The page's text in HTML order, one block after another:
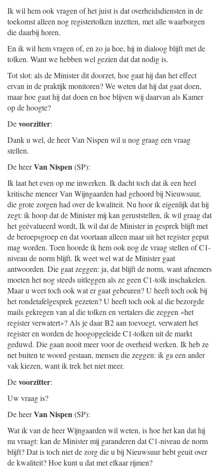
Ik wil hem ook vragen of het juist is dat overheidsdiensten in de
toekomst alleen nog registertolken inzetten, met alle waarborgen
die daarbij horen.
En ik wil hem vragen of, en zo ja hoe, hij in dialoog blijft met de
tolken. Want we hebben wel gezien dat dat nodig is.
Tot slot: als de Minister dit doorzet, hoe gaat hij dan het effect
ervan in de praktijk monitoren? We weten dat hij dat gaat doen,
maar hoe gaat hij dat doen en hoe blijven wij daarvan als Kamer
op de hoogte?
Devoorzitter:
Dank u wel, de heer Van Nispen wil u nog graag een vraag
stellen.
De heerVan Nispen(SP):
Ik laat het even op me inwerken. Ik dacht toch dat ik een heel
kritische meneer Van Wijngaarden had gehoord bij Nieuwsuur,
die grote zorgen had over de kwaliteit. Nu hoor ik eigenlijk dat hij
zegt: ik hoop dat de Minister mij kan geruststellen, ik wil graag dat
het geëvalueerd wordt, Ik wil dat de Minister in gesprek blijft met
de beroepsgroep en dat voortaan alleen maar uit het register geput
mag worden. Toen hoorde ik hem ook nog de vraag stellen of C1-
niveau de norm blijft. Ik weet wel wat de Minister gaat
antwoorden. Die gaat zeggen: ja, dat blijft de norm, want afnemers
moeten het nog steeds uitleggen als ze geen C1-tolk inschakelen.
Maar u weet toch ook wat er gaat gebeuren? U heeft toch ook bij
het rondetafelgesprek gezeten? U heeft toch ook al die bezorgde
mails gekregen van al die tolken en vertalers die zeggen «het
register verwatert»? Als je daar B2 aan toevoegt, verwatert het
register en worden de hoogopgeleide C1-tolken uit de markt
geduwd. Die gaan nooit meer voor de overheid werken. Ik heb ze
net buiten te woord gestaan, mensen die zeggen: ik ga een ander
vak kiezen, want ik trek het niet meer.
Devoorzitter:
Uw vraag is?
De heerVan Nispen(SP):
Wat ik van de heer Wijngaarden wil weten, is hoe het kan dat hij
nu vraagt: kan de Minister mij garanderen dat C1-niveau de norm
blijft? Dat is toch niet de zorg die u bij Nieuwsuur hebt geuit over
de kwaliteit? Hoe kunt u dat met elkaar rijmen?